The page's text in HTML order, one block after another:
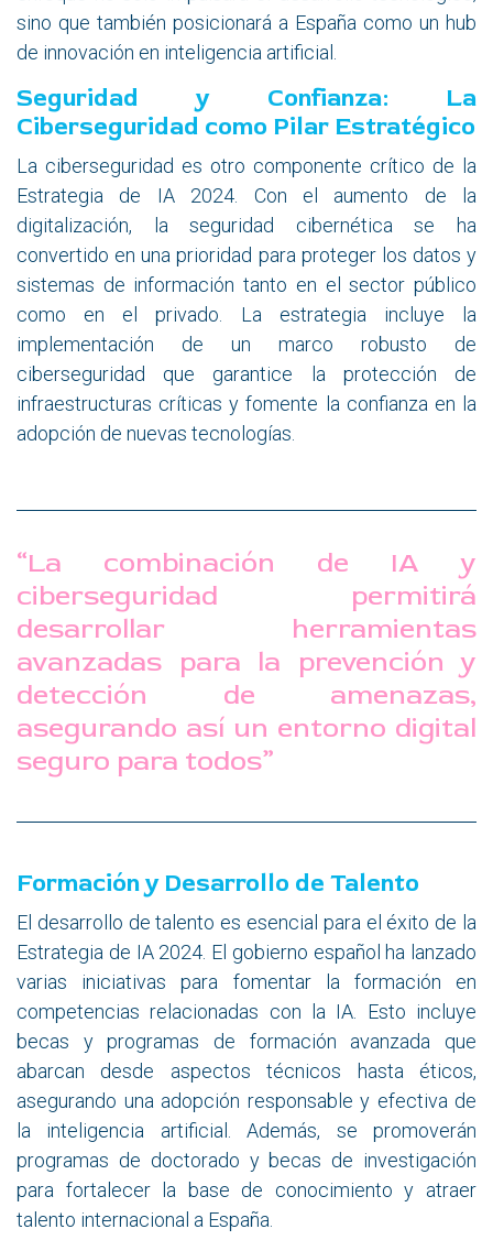
sino que también posicionará a España como un hub
de innovación en inteligencia artificial.
Seguridad y Confianza: La
Ciberseguridad como Pilar Estratégico
La ciberseguridad es otro componente crítico de la
Estrategia de IA 2024. Con el aumento de la
digitalización, la seguridad cibernética se ha
convertido en una prioridad para proteger los datos y
sistemas de información tanto en el sector público
como en el privado. La estrategia incluye la
implementación de un marco robusto de
ciberseguridad que garantice la protección de
infraestructuras críticas y fomente la confianza en la
adopción de nuevas tecnologías.
“La combinación de IA y
ciberseguridad permitirá
desarrollar herramientas
avanzadas para la prevención y
detección de amenazas,
asegurando así un entorno digital
seguro para todos”
Formación y Desarrollo de Talento
El desarrollo de talento es esencial para el éxito de la
Estrategia de IA 2024. El gobierno español ha lanzado
varias iniciativas para fomentar la formación en
competencias relacionadas con la IA. Esto incluye
becas y programas de formación avanzada que
abarcan desde aspectos técnicos hasta éticos,
asegurando una adopción responsable y efectiva de
la inteligencia artificial. Además, se promoverán
programas de doctorado y becas de investigación
para fortalecer la base de conocimiento y atraer
talento internacional a España.